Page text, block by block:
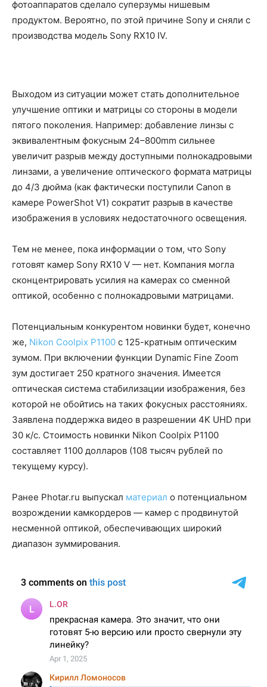
фотоаппаратов сделало суперзумы нишевым
продуктом. Вероятно, по этой причине Sony и сняли с
производства модель Sony RX10 IV.
Выходом из ситуации может стать дополнительное
улучшение оптики и матрицы со стороны в модели
пятого поколения. Например: добавление линзы с
эквивалентным фокусным 24–800mm сильнее
увеличит разрыв между доступными полнокадровыми
линзами, а увеличение оптического формата матрицы
до 4/3 дюйма (как фактически поступили Canon в
камере PowerShot V1) сократит разрыв в качестве
изображения в условиях недостаточного освещения.
Тем не менее, пока информации о том, что Sony
готовят камер Sony RX10 V — нет. Компания могла
сконцентрировать усилия на камерах со сменной
оптикой, особенно с полнокадровыми матрицами.
Потенциальным конкурентом новинки будет, конечно
же, Nikon Coolpix P1100 с 125-кратным оптическим
зумом. При включении функции Dynamic Fine Zoom
зум достигает 250 кратного значения. Имеется
оптическая система стабилизации изображения, без
которой не обойтись на таких фокусных расстояниях.
Заявлена поддержка видео в разрешении 4K UHD при
30 к/с. Стоимость новинки Nikon Coolpix P1100
составляет 1100 долларов (108 тысяч рублей по
текущему курсу).
Ранее Photar.ru выпускал материал о потенциальном
возрождении камкордеров — камер с продвинутой
несменной оптикой, обеспечивающих широкий
диапазон зуммирования.